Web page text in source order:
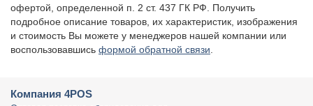
офертой, определенной п. 2 ст. 437 ГК РФ. Получить
подробное описание товаров, их характеристик, изображения
и стоимость Вы можете у менеджеров нашей компании или
воспользовавшись формой обратной связи
Компания 4POS